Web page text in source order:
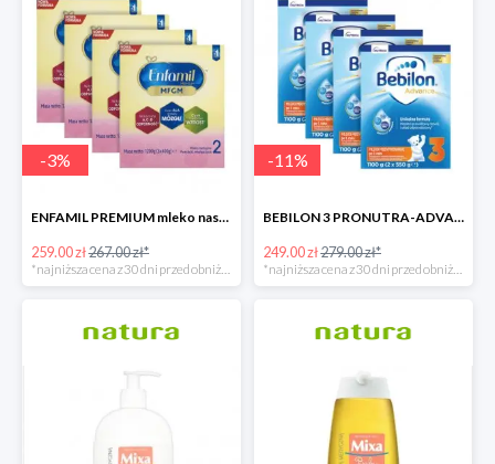
-3%
ENFAMIL PREMIUM mleko następne 4x1200 G
259.00 zł267.00 zł*
-11%
BEBILON 3 PRONUTRA-ADVANCE mleko modyfikowane 4x1100g
249.00 zł279.00 zł*